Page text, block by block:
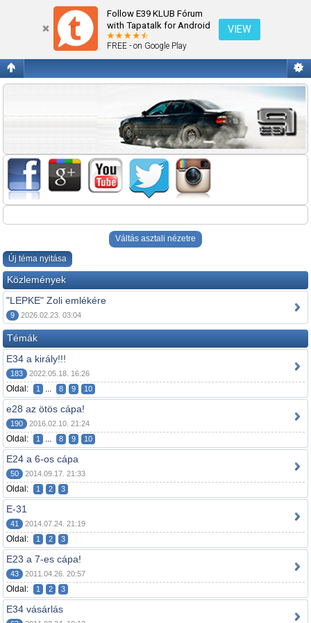
Follow E39 KLUB Fórum
with Tapatalk for Android
FREE - on Google Play
VIEW
E12 1972-1981/E28 1982-1988/E34 1988-1996 Az elődök!!
Váltás asztali nézetre
Új téma nyitása
Közlemények
"LEPKE" Zoli emlékére
9 2026.02.23. 03:04
Témák
E34 a király!!!
183 2022.05.18. 16:26
Oldal: 1 ... 8 9 10
e28 az ötös cápa!
190 2016.02.10. 21:24
Oldal: 1 ... 8 9 10
E24 a 6-os cápa
50 2014.09.17. 21:33
Oldal: 1 2 3
E-31
41 2014.07.24. 21:19
Oldal: 1 2 3
E23 a 7-es cápa!
43 2011.04.26. 20:57
Oldal: 1 2 3
E34 vásárlás